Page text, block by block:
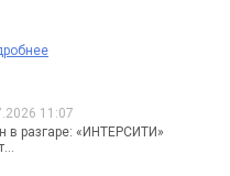
11:07
в разгаре: «ИНТЕРСИТИ»